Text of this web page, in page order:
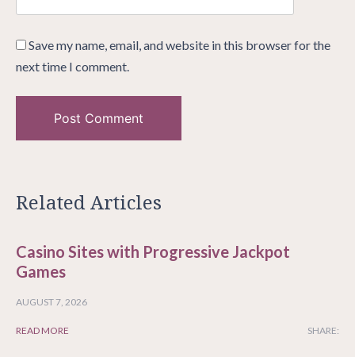
Save my name, email, and website in this browser for the
next time I comment.
Related Articles
Casino Sites with Progressive Jackpot
Games
AUGUST 7, 2026
READ MORE SHARE: